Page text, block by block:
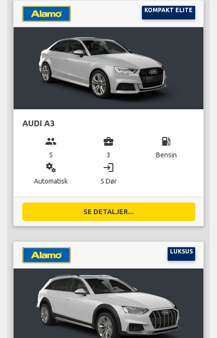
KOMPAKT ELITE
AUDI A3
group
5
business_center
3
local_gas_station
Bensin
miscellaneous_services
Automatisk
login
5 Dør
SE DETALJER...
LUKSUS